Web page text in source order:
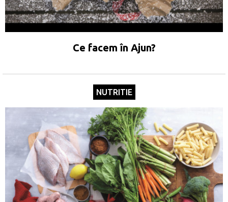
Ce facem în Ajun?
NUTRITIE